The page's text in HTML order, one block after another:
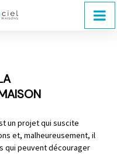
un projet qui suscite
et, malheureusement, il
qui peuvent décourager